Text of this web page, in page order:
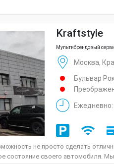
Kraftstyle
Мультибрендовый
Москва,
Бульвар
Ежедневно:
не просто сделать
состояние своего автомобиля.